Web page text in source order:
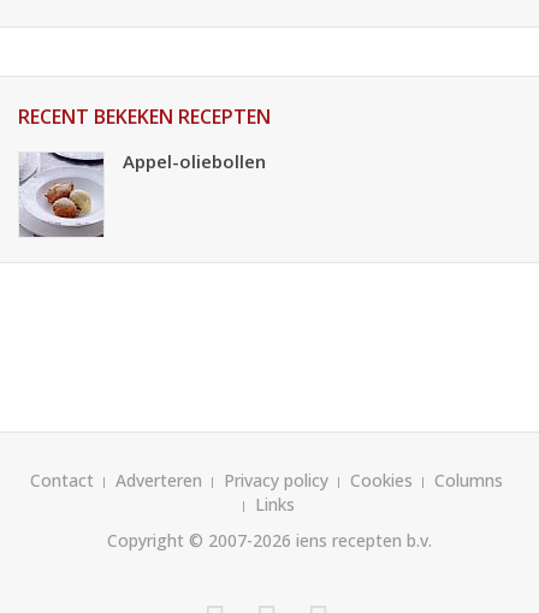
RECENT BEKEKEN RECEPTEN
Appel-oliebollen
Contact Adverteren Privacy policy Cookies
Columns
Links
Copyright © 2007-2026 iens recepten b.v.